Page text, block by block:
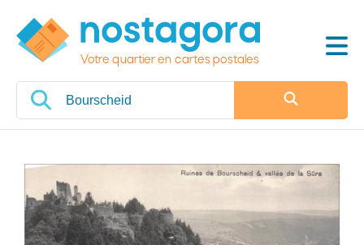
Votre quartier en cartes postales